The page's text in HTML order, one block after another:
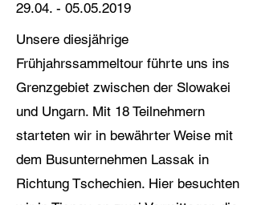
29.04. - 05.05.2019
Unsere diesjährige
Frühjahrssammeltour führte uns ins
Grenzgebiet zwischen der Slowakei
und Ungarn. Mit 18 Teilnehmern
starteten wir in bewährter Weise mit
dem Busunternehmen Lassak in
Richtung Tschechien. Hier besuchten